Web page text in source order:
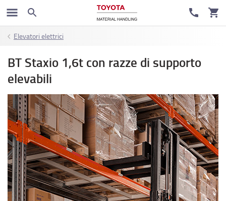
Elevatori elettrici
BT Staxio 1,6t con razze di supporto
elevabili